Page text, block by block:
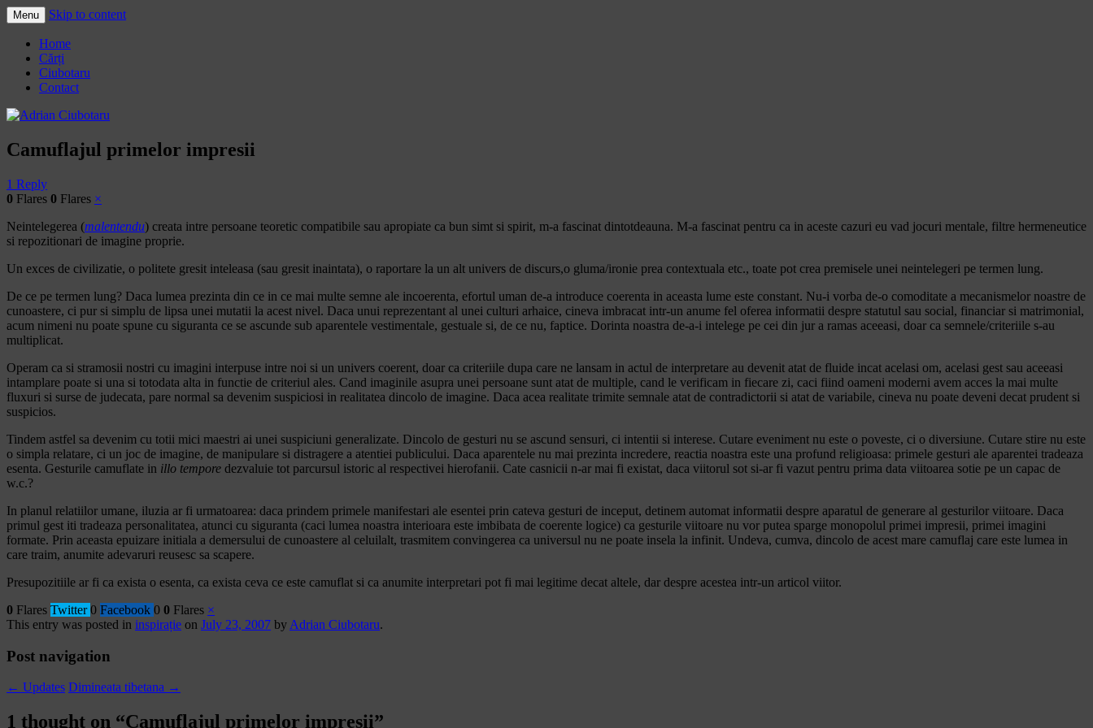
Adrian Ciubotaru
Menu Skip to content
Home
Cărți
Ciubotaru
Contact
Camuflajul primelor impresii
1 Reply
0 Flares 0 Flares ×
Neintelegerea (malentendu) creata intre persoane teoretic compatibile sau apropiate ca bun simt si spirit, m-a fascinat dintotdeauna. M-a fascinat pentru ca in aceste cazuri eu vad jocuri mentale, filtre hermeneutice
si repozitionari de imagine proprie.
Un exces de civilizatie, o politete gresit inteleasa (sau gresit inaintata), o raportare la un alt univers de discurs,o gluma/ironie prea contextuala etc., toate pot crea premisele unei neintelegeri pe termen lung.
De ce pe termen lung? Daca lumea prezinta din ce in ce mai multe semne ale incoerenta, efortul uman de-a introduce coerenta in aceasta lume este constant. Nu-i vorba de-o comoditate a mecanismelor noastre de
cunoastere, ci pur si simplu de lipsa unei mutatii la acest nivel. Daca unui reprezentant al unei culturi arhaice, cineva imbracat intr-un anume fel oferea informatii despre statutul sau social, financiar si matrimonial,
acum nimeni nu poate spune cu siguranta ce se ascunde sub aparentele vestimentale, gestuale si, de ce nu, faptice. Dorinta noastra de-a-i intelege pe cei din jur a ramas aceeasi, doar ca semnele/criteriile s-au
multiplicat.
Operam ca si stramosii nostri cu imagini interpuse intre noi si un univers coerent, doar ca criteriile dupa care ne lansam in actul de interpretare au devenit atat de fluide incat acelasi om, acelasi gest sau aceeasi
intamplare poate si una si totodata alta in functie de criteriul ales. Cand imaginile asupra unei persoane sunt atat de multiple, cand le verificam in fiecare zi, caci fiind oameni moderni avem acces la mai multe
fluxuri si surse de judecata, pare normal sa devenim suspiciosi in realitatea dincolo de imagine. Daca acea realitate trimite semnale atat de contradictorii si atat de variabile, cineva nu poate deveni decat prudent si
suspicios.
Tindem astfel sa devenim cu totii mici maestri ai unei suspiciuni generalizate. Dincolo de gesturi nu se ascund sensuri, ci intentii si interese. Cutare eveniment nu este o poveste, ci o diversiune. Cutare stire nu este
o simpla relatare, ci un joc de imagine, de manipulare si distragere a atentiei publicului. Daca aparentele nu mai prezinta incredere, reactia noastra este una profund religioasa: primele gesturi ale aparentei tradeaza
esenta. Gesturile camuflate in illo tempore dezvaluie tot parcursul istoric al respectivei hierofanii. Cate casnicii n-ar mai fi existat, daca viitorul sot si-ar fi vazut pentru prima data viitoarea sotie pe un capac de
w.c.?
In planul relatiilor umane, iluzia ar fi urmatoarea: daca prindem primele manifestari ale esentei prin cateva gesturi de inceput, detinem automat informatii despre aparatul de generare al gesturilor viitoare. Daca
primul gest iti tradeaza personalitatea, atunci cu siguranta (caci lumea noastra interioara este imbibata de coerente logice) ca gesturile viitoare nu vor putea sparge monopolul primei impresii, primei imagini
formate. Prin aceasta epuizare initiala a demersului de cunoastere al celuilalt, trasmitem convingerea ca universul nu ne poate insela la infinit. Undeva, cumva, dincolo de acest mare camuflaj care este lumea in
care traim, anumite adevaruri reusesc sa scapere.
Presupozitiile ar fi ca exista o esenta, ca exista ceva ce este camuflat si ca anumite interpretari pot fi mai legitime decat altele, dar despre acestea intr-un articol viitor.
0 Flares Twitter 0 Facebook 0 0 Flares ×
This entry was posted in inspirație on July 23, 2007 by Adrian Ciubotaru.
Post navigation
← Updates Dimineata tibetana →
1 thought on “Camuflajul primelor impresii”